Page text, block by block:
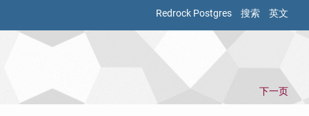
Redrock Postgres 搜索 英文
下一页